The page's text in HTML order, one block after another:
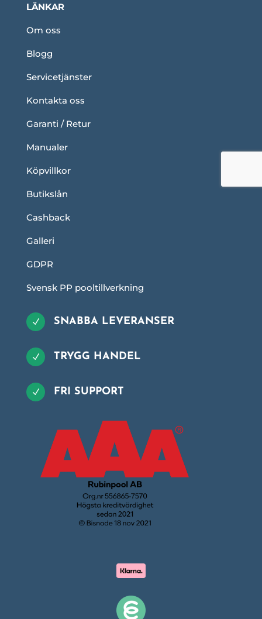
LÄNKAR
Om oss
Blogg
Servicetjänster
Kontakta oss
Garanti / Retur
Manualer
Köpvillkor
Butikslån
Cashback
Galleri
GDPR
Svensk PP pooltillverkning
N SNABBA LEVERANSER
N TRYGG HANDEL
N FRI SUPPORT